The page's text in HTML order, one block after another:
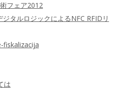
フェア2012
タルロジックによるNFC RFIDリ
fiskalizacija
は